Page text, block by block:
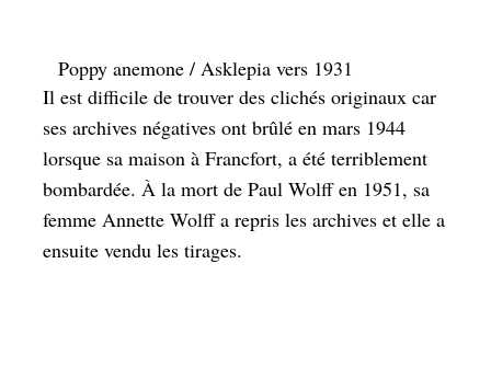
Poppy anemone / Asklepiavers 1931
Il est difficile de trouver des clichés originaux car
ses archives négatives ont brûlé en mars 1944
lorsque sa maison à Francfort, a été terriblement
bombardée. À la mort de Paul Wolff en 1951, sa
femme Annette Wolff a repris les archives et elle a
ensuite vendu les tirages.